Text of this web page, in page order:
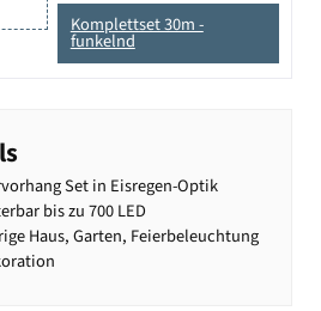
Komplettset 30m -
funkelnd
Set in Eisregen-Optik
bis zu 700 LED
Haus, Garten, Feierbeleuchtung